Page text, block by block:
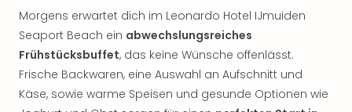
Morgens erwartet dich im Leonardo Hotel IJmuiden
Seaport Beach ein abwechslungsreiches
Frühstücksbuffet, das keine Wünsche offenlässt.
Frische Backwaren, eine Auswahl an Aufschnitt und
Käse, sowie warme Speisen und gesunde Optionen wie